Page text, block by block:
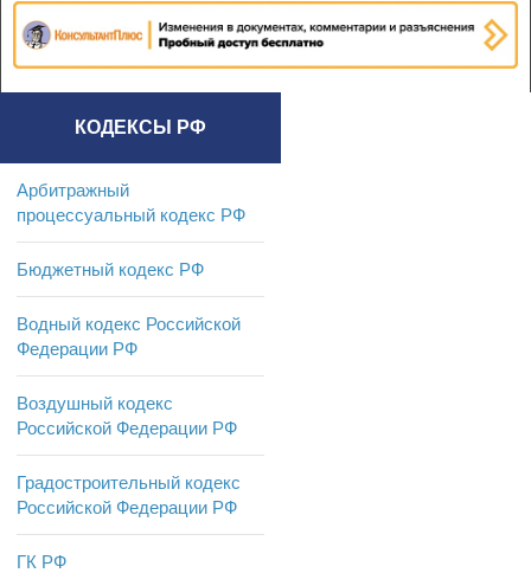
КОДЕКСЫ РФ
Арбитражный
процессуальный кодекс РФ
Бюджетный кодекс РФ
Водный кодекс Российской
Федерации РФ
Воздушный кодекс
Российской Федерации РФ
Градостроительный кодекс
Российской Федерации РФ
ГК РФ